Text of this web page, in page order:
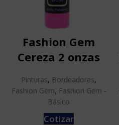
Fashion Gem
Cereza 2 onzas
Pinturas, Bordeadores,
Fashion Gem, Fashion Gem -
Básico
Cotizar